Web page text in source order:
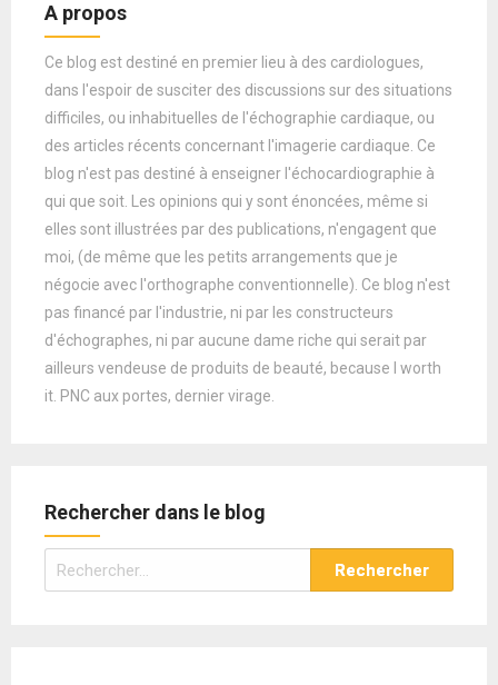
A propos
Ce blog est destiné en premier lieu à des cardiologues,
dans l'espoir de susciter des discussions sur des situations
difficiles, ou inhabituelles de l'échographie cardiaque, ou
des articles récents concernant l'imagerie cardiaque. Ce
blog n'est pas destiné à enseigner l'échocardiographie à
qui que soit. Les opinions qui y sont énoncées, même si
elles sont illustrées par des publications, n'engagent que
moi, (de même que les petits arrangements que je
négocie avec l'orthographe conventionnelle). Ce blog n'est
pas financé par l'industrie, ni par les constructeurs
d'échographes, ni par aucune dame riche qui serait par
ailleurs vendeuse de produits de beauté, because I worth
it. PNC aux portes, dernier virage.
Rechercher dans le blog
Rechercher :